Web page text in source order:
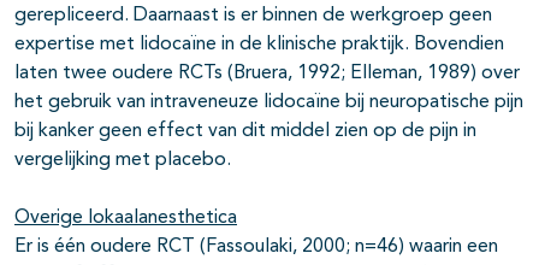
gerepliceerd. Daarnaast is er binnen de werkgroep geen
expertise met lidocaïne in de klinische praktijk. Bovendien
laten twee oudere RCTs (Bruera, 1992; Elleman, 1989) over
het gebruik van intraveneuze lidocaïne bij neuropatische pijn
bij kanker geen effect van dit middel zien op de pijn in
vergelijking met placebo.
Overige lokaalanesthetica
Er is één oudere RCT (Fassoulaki, 2000; n=46) waarin een